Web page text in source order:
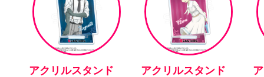
アクリルスタンド
アクリルスタンド